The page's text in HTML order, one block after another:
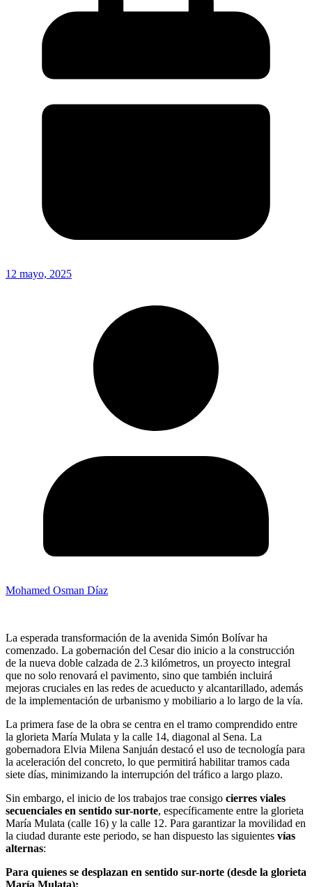
12 mayo, 2025
Mohamed Osman Díaz
La esperada transformación de la avenida Simón Bolívar ha
comenzado. La gobernación del Cesar dio inicio a la construcción
de la nueva doble calzada de 2.3 kilómetros, un proyecto integral
que no solo renovará el pavimento, sino que también incluirá
mejoras cruciales en las redes de acueducto y alcantarillado, además
de la implementación de urbanismo y mobiliario a lo largo de la vía.
La primera fase de la obra se centra en el tramo comprendido entre
la glorieta María Mulata y la calle 14, diagonal al Sena. La
gobernadora Elvia Milena Sanjuán destacó el uso de tecnología para
la aceleración del concreto, lo que permitirá habilitar tramos cada
siete días, minimizando la interrupción del tráfico a largo plazo.
Sin embargo, el inicio de los trabajos trae consigo cierres viales
secuenciales en sentido sur-norte, específicamente entre la glorieta
María Mulata (calle 16) y la calle 12. Para garantizar la movilidad en
la ciudad durante este periodo, se han dispuesto las siguientes vías
alternas:
Para quienes se desplazan en sentido sur-norte (desde la glorieta